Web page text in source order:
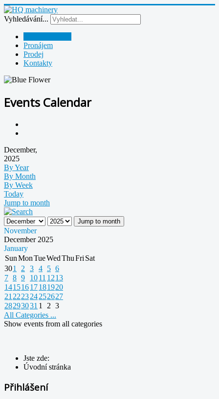
Vyhledávání...
Pronájem
Prodej
Kontakty
Events Calendar
December,
2025
By Year
By Month
By Week
Today
Jump to month
Jump to month
November
December 2025
January
SunMonTueWedThuFri Sat
301 2 3 4 5 6
7 8 9 1011 1213
14151617181920
21 222324252627
28293031 1 2 3
All Categories ...
Show events from all categories
Jste zde:
Úvodní stránka
Přihlášení